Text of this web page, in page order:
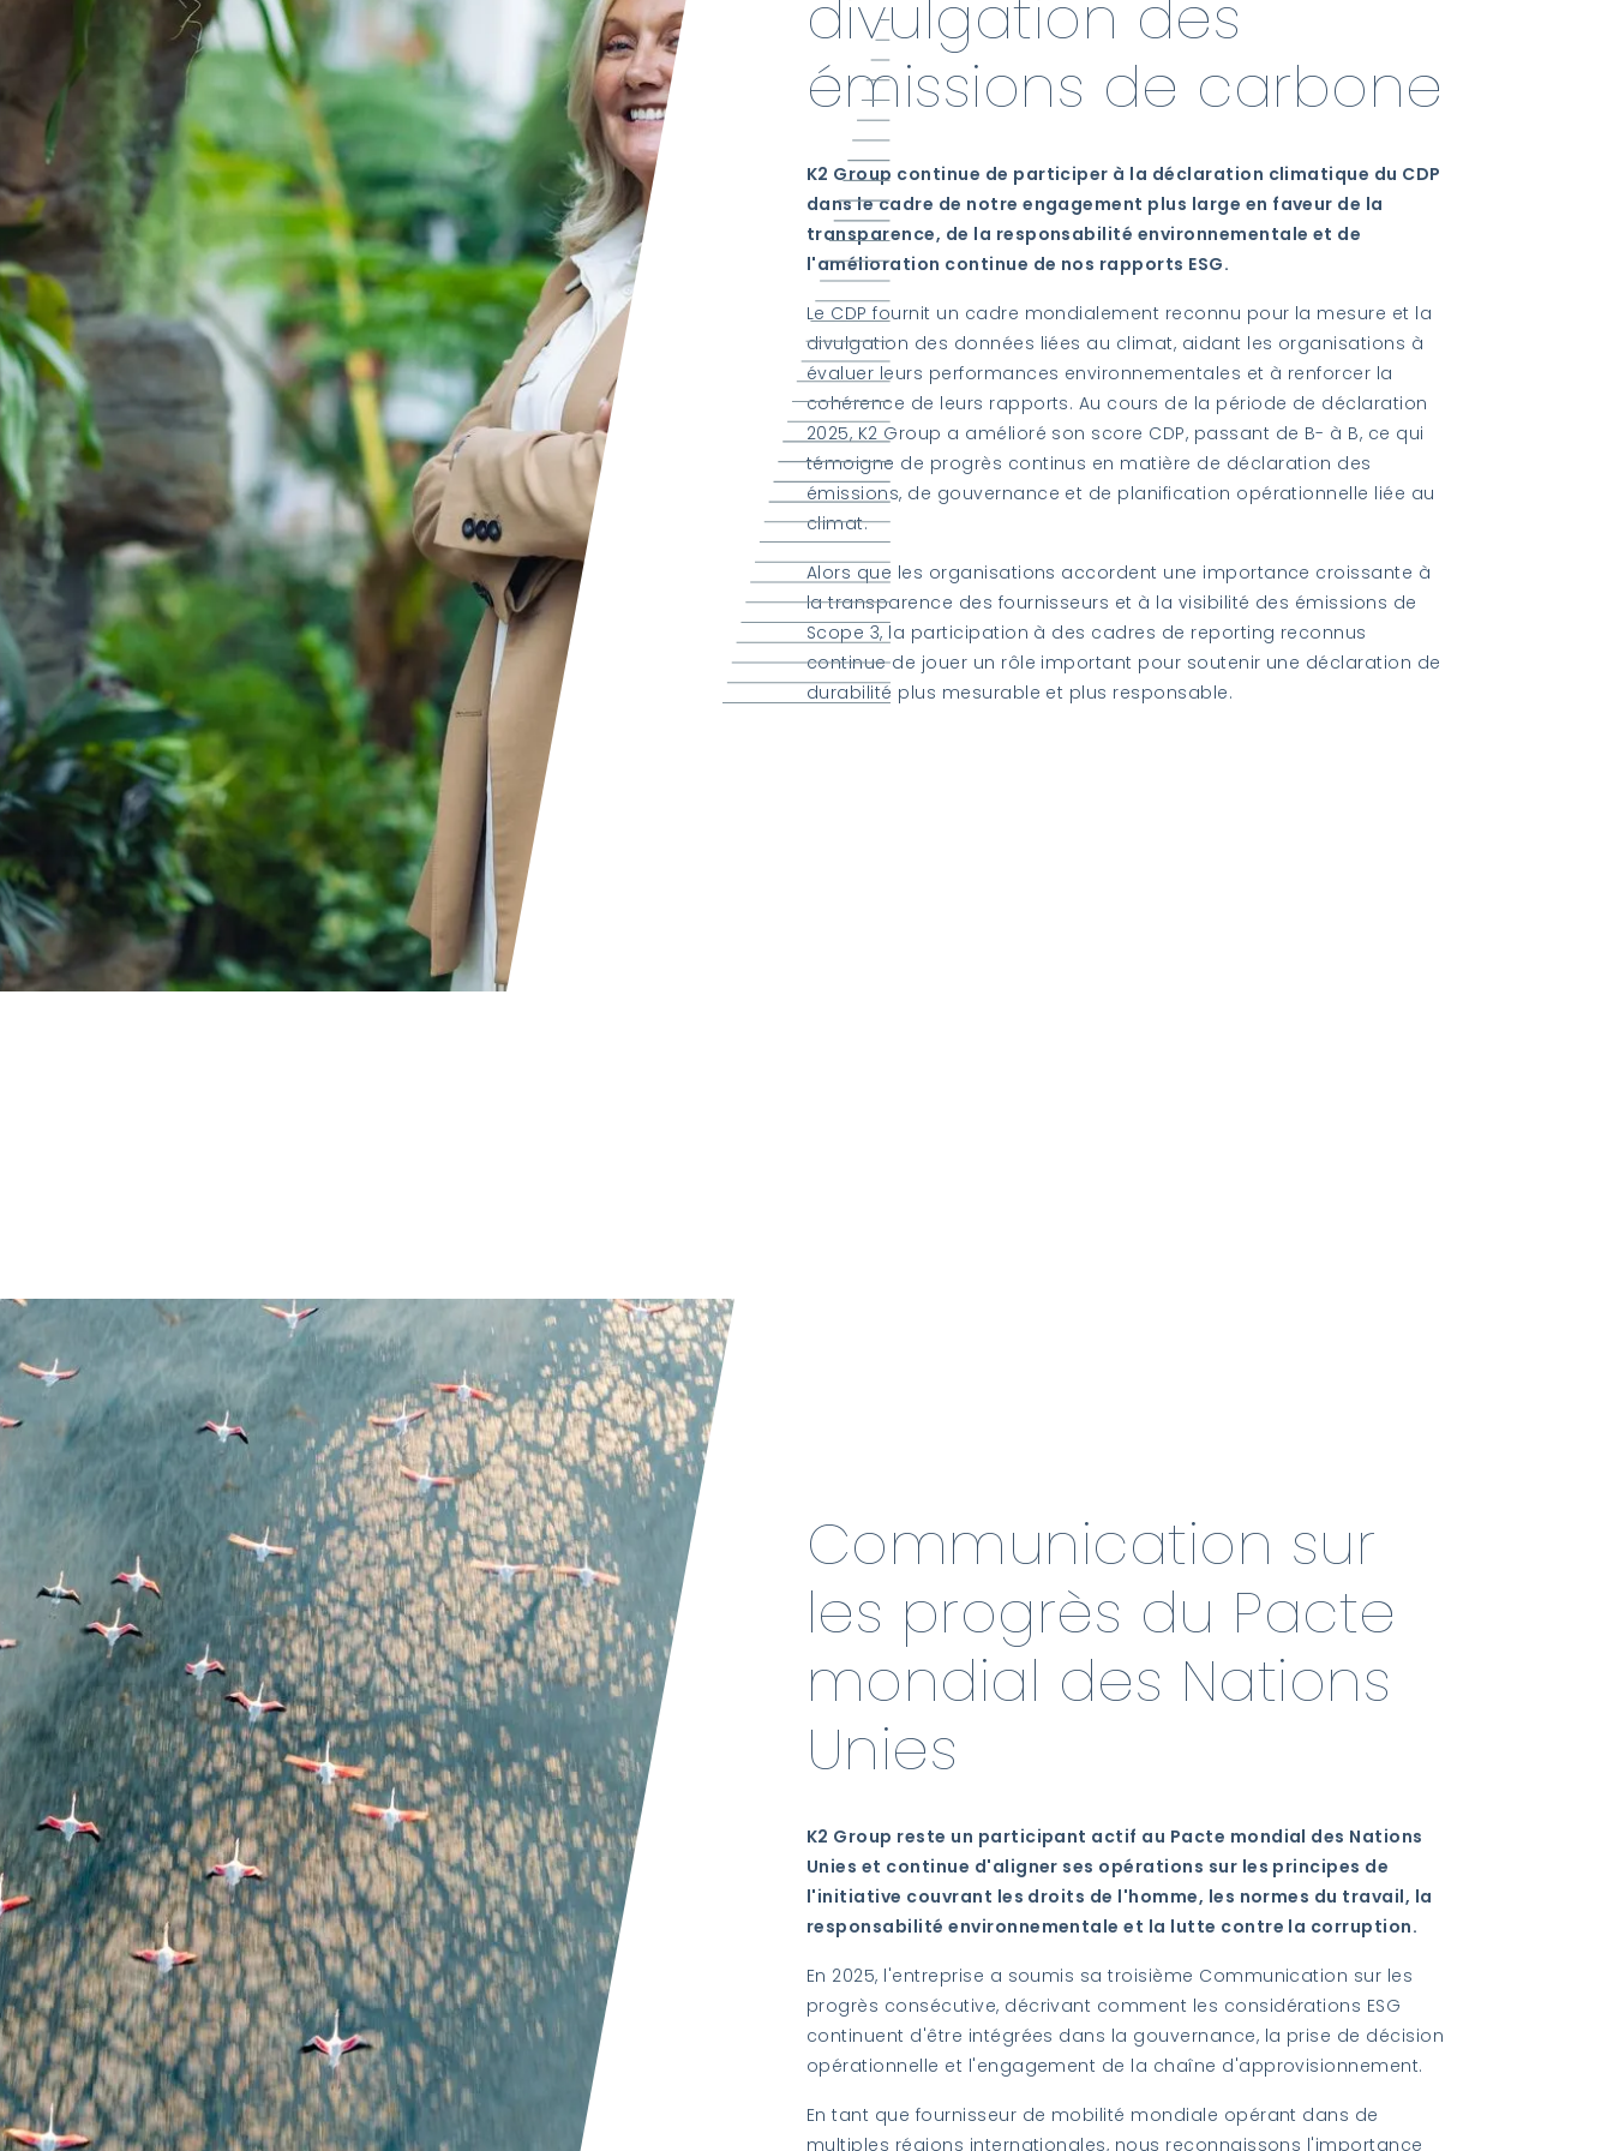
divulgation des
émissions de carbone
K2 Group continue de participer à la déclaration climatique du CDP
dans le cadre de notre engagement plus large en faveur de la
transparence, de la responsabilité environnementale et de
l'amélioration continue de nos rapports ESG.
Le CDP fournit un cadre mondialement reconnu pour la mesure et la
divulgation des données liées au climat, aidant les organisations à
évaluer leurs performances environnementales et à renforcer la
cohérence de leurs rapports. Au cours de la période de déclaration
2025, K2 Group a amélioré son score CDP, passant de B- à B, ce qui
témoigne de progrès continus en matière de déclaration des
émissions, de gouvernance et de planification opérationnelle liée au
climat.
Alors que les organisations accordent une importance croissante à
la transparence des fournisseurs et à la visibilité des émissions de
Scope 3, la participation à des cadres de reporting reconnus
continue de jouer un rôle important pour soutenir une déclaration de
durabilité plus mesurable et plus responsable.
Communication sur
les progrès du Pacte
mondial des Nations
Unies
K2 Group reste un participant actif au Pacte mondial des Nations
Unies et continue d'aligner ses opérations sur les principes de
l'initiative couvrant les droits de l'homme, les normes du travail, la
responsabilité environnementale et la lutte contre la corruption.
En 2025, l'entreprise a soumis sa troisième Communication sur les
progrès consécutive, décrivant comment les considérations ESG
continuent d'être intégrées dans la gouvernance, la prise de décision
opérationnelle et l'engagement de la chaîne d'approvisionnement.
En tant que fournisseur de mobilité mondiale opérant dans de
multiples régions internationales, nous reconnaissons l'importance